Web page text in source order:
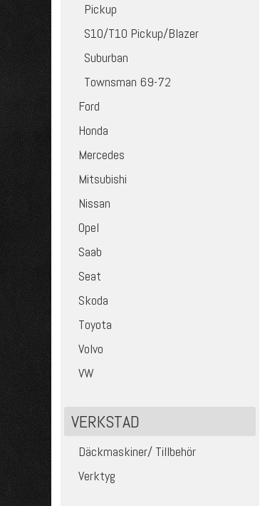
Pickup
S10/T10 Pickup/Blazer
Suburban
Townsman 69-72
Ford
Honda
Mercedes
Mitsubishi
Nissan
Opel
Saab
Seat
Skoda
Toyota
Volvo
VW
VERKSTAD
Däckmaskiner/ Tillbehör
Verktyg